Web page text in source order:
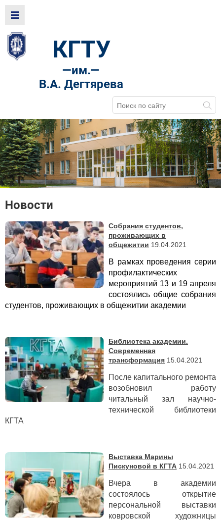
КГТУ
—им.—
В.А. Дегтярева
Новости
Собрания студентов,
проживающих в
общежитии 19.04.2021
В рамках проведения серии
профилактических
мероприятий 13 и 19 апреля
состоялись общие собрания
студентов, проживающих в общежитии академии
Библиотека академии.
Современная
трансформация 15.04.2021
После капитального ремонта
возобновил работу
читальный зал научно-
технической библиотеки
КГТА
Выставка Марины
Пискуновой в КГТА 15.04.2021
Вчера в академии
состоялось открытие
персональной выставки
ковровской художницы